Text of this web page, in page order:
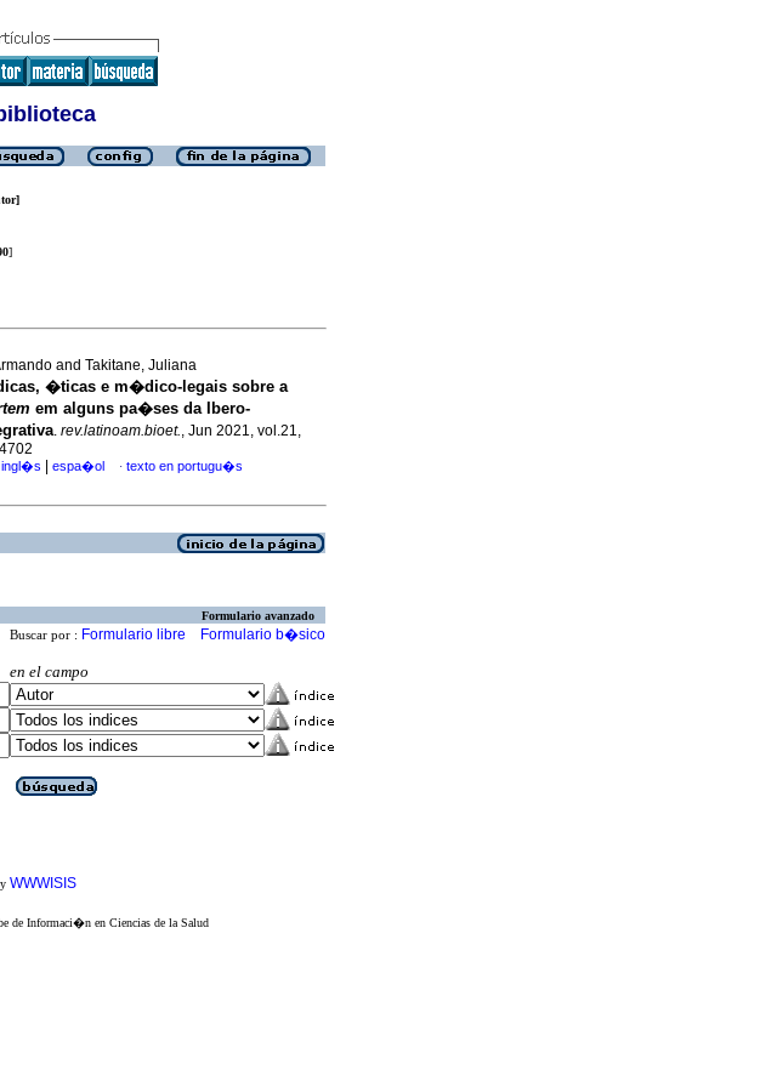
]
and Takitane, Juliana
�ticas e m�dico-legais sobre a
em alguns pa�ses da Ibero-
. rev.latinoam.bioet., Jun 2021, vol.21,
ingl�s espa�ol · texto en portugu�s
Formulario avanzado
Buscar por : Formulario libre Formulario b�sico
en el campo
WWWISIS
de Informaci�n en Ciencias de la Salud